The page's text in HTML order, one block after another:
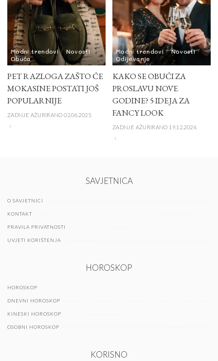
Modni trendovi
Novosti
Obuća
PET RAZLOGA ZAŠTO ĆE
MOKASINE POSTATI JOŠ
POPULARNIJE
ZADNJE AŽURIRANO 02.06.2025.
Modni trendovi
Novosti
Odijevanje
KAKO SE OBUĆI ZA
PROSLAVU NOVE
GODINE? 5 IDEJA ZA
FANCY LOOK
ZADNJE AŽURIRANO 19.12.2024.
SAVJETNICA
O SAVJETNICI
KONTAKT
PRAVILA PRIVATNOSTI
UVJETI KORIŠTENJA
HOROSKOP
HOROSKOP
DNEVNI HOROSKOP
KINESKI HOROSKOP
OSOBNI HOROSKOP
KORISNO